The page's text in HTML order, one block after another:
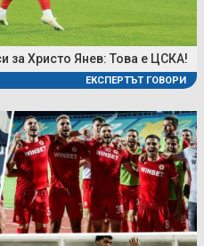
за Христо Янев: Това е ЦСКА!
ЕКСПЕРТЪТ ГОВОРИ